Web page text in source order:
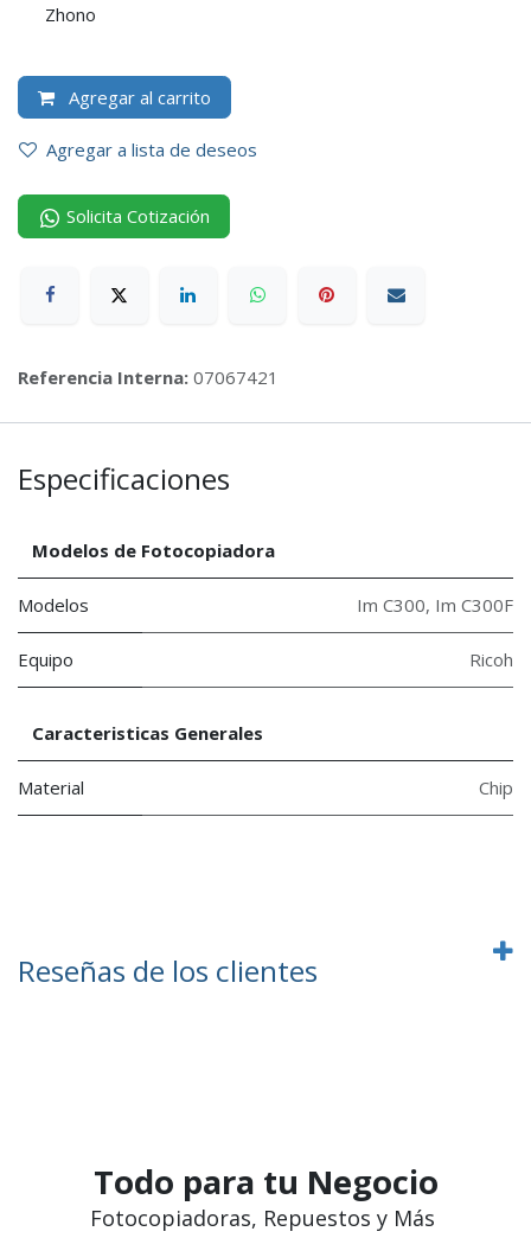
Zhono
Agregar al carrito
Agregar a lista de deseos
Solicita Cotización
Referencia Interna: 07067421
Especificaciones
Modelos de Fotocopiadora
Modelos Im C300, Im C300F
Equipo Ricoh
Caracteristicas Generales
Material Chip
Reseñas de los clientes
Todo para tu Negocio
Fotocopiadoras, Repuestos y Más